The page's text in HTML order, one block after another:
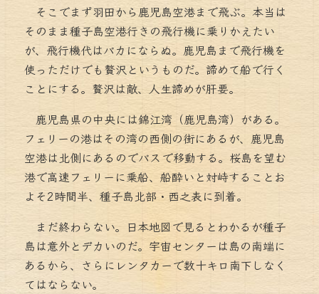
そこでまず羽田から鹿児島空港まで飛ぶ。本当は
そのまま種子島空港行きの飛行機に乗りかえたい
が、飛行機代はバカにならぬ。鹿児島まで飛行機を
使っただけでも贅沢というものだ。諦めて船で行く
ことにする。贅沢は敵、人生諦めが肝要。
鹿児島県の中央には錦江湾（鹿児島湾）がある。
フェリーの港はその湾の西側の街にあるが、鹿児島
空港は北側にあるのでバスで移動する。桜島を望む
港で高速フェリーに乗船、船酔いと対峙することお
よそ2時間半、種子島北部・西之表に到着。
まだ終わらない。日本地図で見るとわかるが種子
島は意外とデカいのだ。宇宙センターは島の南端に
あるから、さらにレンタカーで数十キロ南下しなく
てはならない。